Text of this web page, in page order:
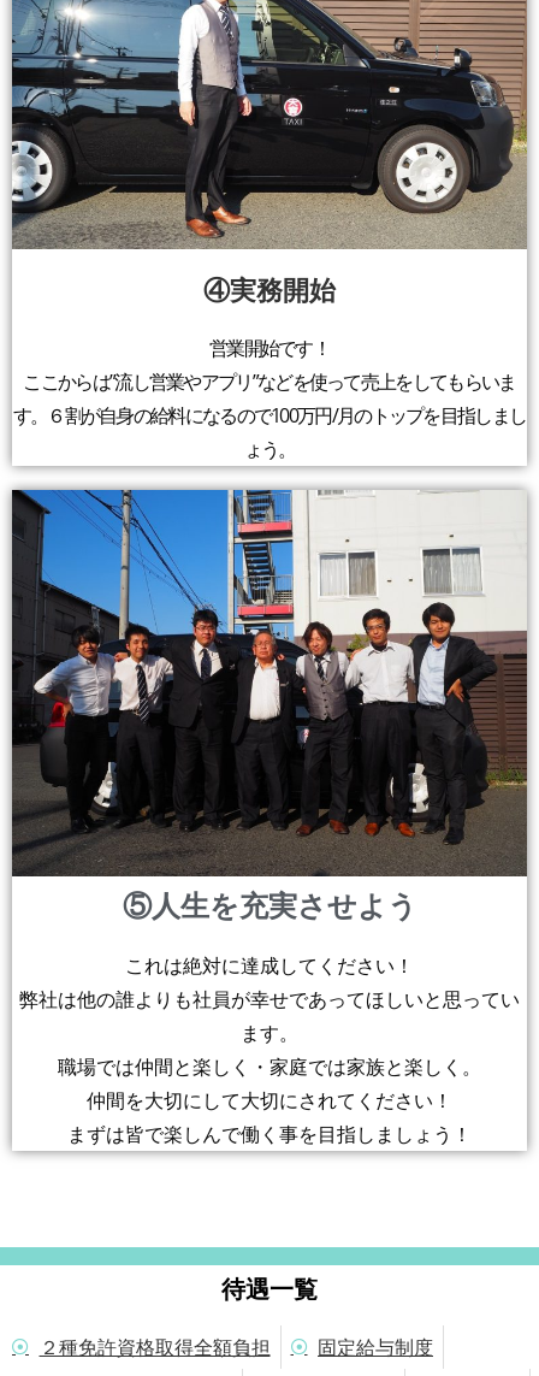
④実務開始
営業開始です！
ここからは”流し営業やアプリ”などを使って売上をしてもらいま
す。６割が自身の給料になるので100万円/月のトップを目指しまし
ょう。
⑤人生を充実させよう
これは絶対に達成してください！
弊社は他の誰よりも社員が幸せであってほしいと思ってい
ます。
職場では仲間と楽しく・家庭では家族と楽しく。
仲間を大切にして大切にされてください！
まずは皆で楽しんで働く事を目指しましょう！
待遇一覧
２種免許資格取得全額負担
固定給与制度